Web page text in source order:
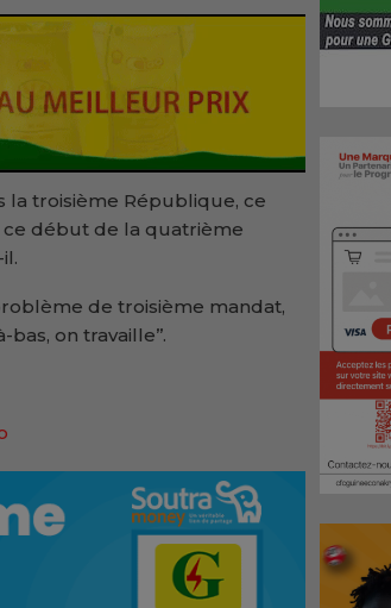
la troisième République, ce
début de la quatrième
de troisième mandat,
on travaille’’.